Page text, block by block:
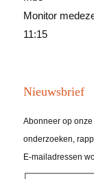
Monitor
11:15
Nieuwsbrief
Abonneer op
onderzoeken,
E-mailadressen